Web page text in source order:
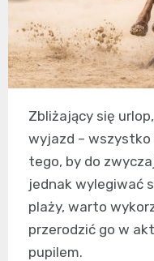
Zbliżający się
wyjazd – wszystko
tego, by do
jednak wylegiwać
plaży, warto
przerodzić go w
pupilem.